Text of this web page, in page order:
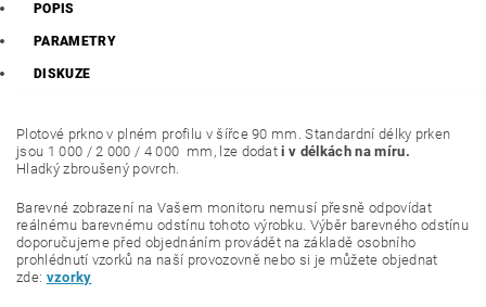
POPIS
PARAMETRY
DISKUZE
Plotové prkno v plném profilu v šířce 90 mm. Standardní délky prken
jsou 1 000 / 2 000 / 4 000 mm, lze dodati v délkách na míru.
Hladký zbroušený povrch.
Barevné zobrazení na Vašem monitoru nemusí přesně odpovídat
reálnému barevnému odstínu tohoto výrobku. Výběr barevného odstínu
doporučujeme před objednáním provádět na základě osobního
prohlédnutí vzorků na naší provozovně nebo si je můžete objednat
zde: vzorky